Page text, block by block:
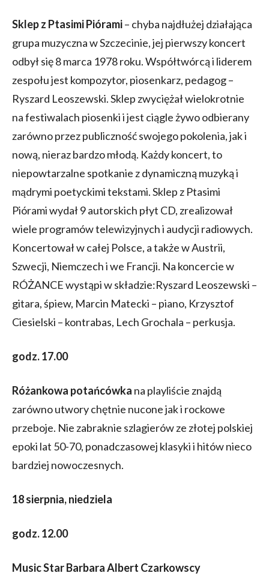
Sklep z Ptasimi Piórami– chyba najdłużej działająca
grupa muzyczna w Szczecinie, jej pierwszy koncert
odbył się 8 marca 1978 roku. Współtwórcą i liderem
zespołu jest kompozytor, piosenkarz, pedagog –
Ryszard Leoszewski. Sklep zwyciężał wielokrotnie
na festiwalach piosenki i jest ciągle żywo odbierany
zarówno przez publiczność swojego pokolenia, jak i
nową, nieraz bardzo młodą. Każdy koncert, to
niepowtarzalne spotkanie z dynamiczną muzyką i
mądrymi poetyckimi tekstami. Sklep z Ptasimi
Piórami wydał 9 autorskich płyt CD, zrealizował
wiele programów telewizyjnych i audycji radiowych.
Koncertował w całej Polsce, a także w Austrii,
Szwecji, Niemczech i we Francji. Na koncercie w
RÓŻANCE wystąpi w składzie:Ryszard Leoszewski –
gitara, śpiew, Marcin Matecki – piano, Krzysztof
Ciesielski – kontrabas, Lech Grochala – perkusja.
godz. 17.00
Różankowa potańcówka na playliście znajdą
zarówno utwory chętnie nucone jak i rockowe
przeboje. Nie zabraknie szlagierów ze złotej polskiej
epoki lat 50-70, ponadczasowej klasyki i hitów nieco
bardziej nowoczesnych.
18 sierpnia, niedziela
godz. 12.00
Music Star Barbara Albert Czarkowscy